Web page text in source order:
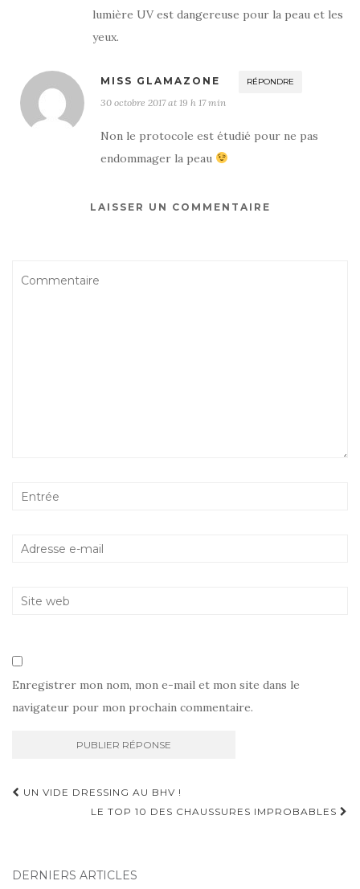
lumière UV est dangereuse pour la peau et les
yeux.
MISS GLAMAZONE RÉPONDRE
30 octobre 2017 at 19 h 17 min
Non le protocole est étudié pour ne pas
endommager la peau
LAISSER UN COMMENTAIRE
Enregistrer mon nom, mon e-mail et mon site dans le
navigateur pour mon prochain commentaire.
Navigation
d'article
UN VIDE DRESSING AU BHV !
LE TOP 10 DES CHAUSSURES IMPROBABLES
DERNIERS ARTICLES